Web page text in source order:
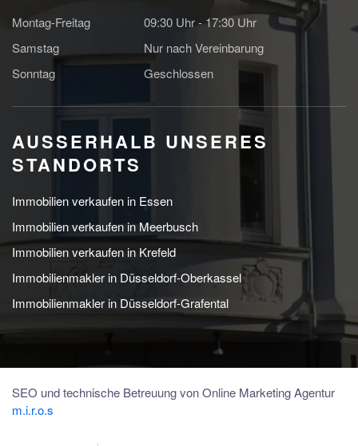
Montag-Freitag
09:30 Uhr - 17:30 Uhr
Samstag
Nur nach Vereinbarung
Sonntag
Geschlossen
AUSSERHALB UNSERES S
TANDORTS
Immobilien verkaufen in Essen
Immobilien verkaufen in Meerbusch
Immobilien verkaufen in Krefeld
Immobilienmakler in Düsseldorf-Oberkassel
Immobilienmakler in Düsseldorf-Grafental
SEO und technische Betreuung von Online Marketing Agentur
m.i.r.o.s